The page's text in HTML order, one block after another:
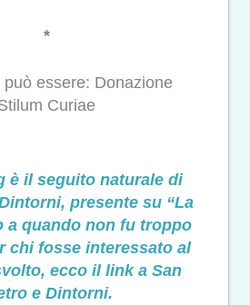
*
può essere: Donazione
Curiae
è il seguito naturale di
presente su “La
a quando non fu troppo
chi fosse interessato al
ecco il link a San
e Dintorni.